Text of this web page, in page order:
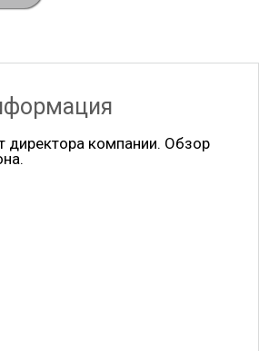
директора компании. Обзор